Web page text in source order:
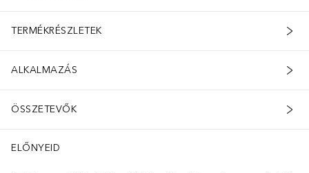
TERMÉKRÉSZLETEK
ALKALMAZÁS
ÖSSZETEVŐK
ELŐNYEID